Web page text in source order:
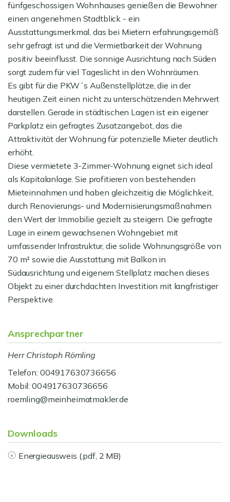
fünfgeschossigen Wohnhauses genießen die Bewohner
einen angenehmen Stadtblick - ein
Ausstattungsmerkmal, das bei Mietern erfahrungsgemäß
sehr gefragt ist und die Vermietbarkeit der Wohnung
positiv beeinflusst. Die sonnige Ausrichtung nach Süden
sorgt zudem für viel Tageslicht in den Wohnräumen.
Es gibt für die PKW´s Außenstellplätze, die in der
heutigen Zeit einen nicht zu unterschätzenden Mehrwert
darstellen. Gerade in städtischen Lagen ist ein eigener
Parkplatz ein gefragtes Zusatzangebot, das die
Attraktivität der Wohnung für potenzielle Mieter deutlich
erhöht.
Diese vermietete 3-Zimmer-Wohnung eignet sich ideal
als Kapitalanlage. Sie profitieren von bestehenden
Mieteinnahmen und haben gleichzeitig die Möglichkeit,
durch Renovierungs- und Modernisierungsmaßnahmen
den Wert der Immobilie gezielt zu steigern. Die gefragte
Lage in einem gewachsenen Wohngebiet mit
umfassender Infrastruktur, die solide Wohnungsgröße von
70 m² sowie die Ausstattung mit Balkon in
Südausrichtung und eigenem Stellplatz machen dieses
Objekt zu einer durchdachten Investition mit langfristiger
Perspektive.
Ansprechpartner
Herr Christoph Römling
Telefon: 004917630736656
Mobil: 004917630736656
roemling@meinheimatmakler.de
Downloads
Energieausweis (.pdf, 2 MB)